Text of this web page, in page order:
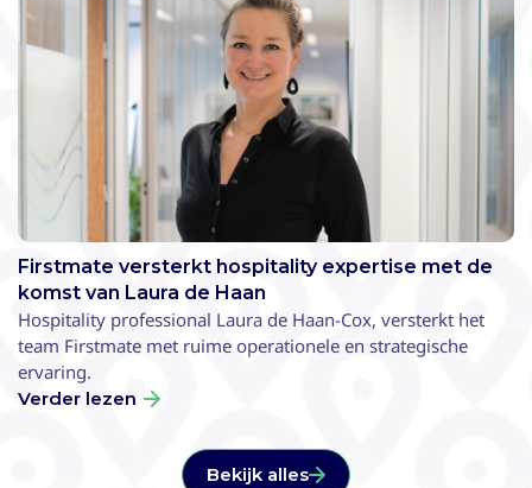
Firstmate versterkt hospitality expertise met de
komst van Laura de Haan
Hospitality professional Laura de Haan-Cox, versterkt het
team Firstmate met ruime operationele en strategische
ervaring.
Verder lezen
Bekijk alles